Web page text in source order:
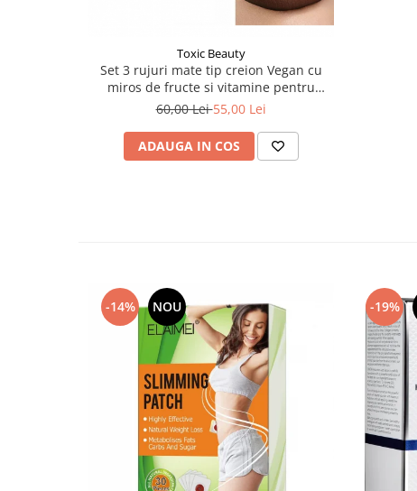
Toxic Beauty
Set 3 rujuri mate tip creion Vegan cu
miros de fructe si vitamine pentru
hidratare, Chocolate Mix
60,00 Lei55,00 Lei
ADAUGA IN COS
-14% NOU -19%